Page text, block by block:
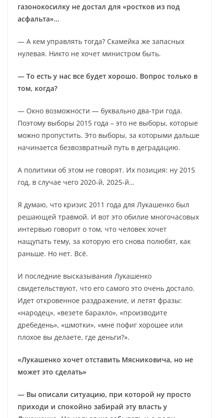
газонокосилку не достал для «ростков из под
асфальта»…
— А кем управлять тогда? Скамейка же запасных
нулевая. Никто не хочет министром быть.
— То есть у нас все будет хорошо. Вопрос только в
том, когда?
— Окно возможности — буквально два-три года.
Поэтому выборы 2015 года – это не выборы, которые
можно пропустить. Это выборы, за которыми дальше
начинается безвозвратный путь в деградацию.
А политики об этом не говорят. Их позиция: ну 2015
год, в случае чего 2020-й, 2025-й…
Я думаю, что кризис 2011 года для Лукашенко был
решающей травмой. И вот это обилие многочасовых
интервью говорит о том, что человек хочет
нащупать тему, за которую его снова полюбят, как
раньше. Но нет. Всё.
И последние высказывания Лукашенко
свидетельствуют, что его самого это очень достало.
Идет откровенное раздражение, и летят фразы:
«народец», «везете барахло», «производите
дребедень», «шмотки», «мне пофиг хорошее или
плохое вы делаете, где деньги?».
«Лукашенко хочет отставить Мясниковича, но не
может это сделать»
— Вы описали ситуацию, при которой ну просто
приходи и спокойно забирай эту власть у